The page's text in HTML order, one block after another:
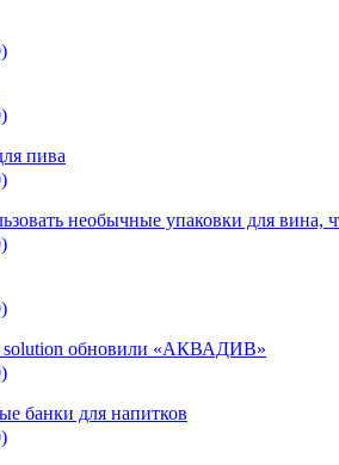
пива
необычные упаковки для вина,
solution обновили «АКВАДИВ»
банки для напитков